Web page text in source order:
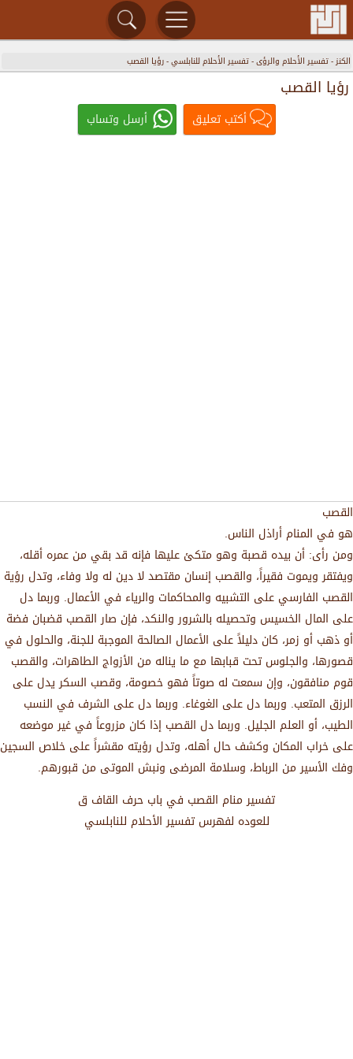
الكنز-تفسير الأحلام والرؤى-تفسير الأحلام للنابلسي-رؤيا القصب
رؤيا القصب
أكتب تعليق أرسل وتساب
القصب
هو في المنام أراذل الناس.
ومن رأى: أن بيده قصبة وهو متكئ عليها فإنه قد بقي من عمره أقله،
ويفتقر ويموت فقيراً، والقصب إنسان مقتصد لا دين له ولا وفاء، وتدل رؤية
القصب الفارسي على التشبيه والمحاكمات والرياء في الأعمال. وربما دل
على المال الخسيس وتحصيله بالشرور والنكد، فإن صار القصب قضبان فضة
أو ذهب أو زمر، كان دليلاً على الأعمال الصالحة الموجبة للجنة، والحلول في
قصورها، والجلوس تحت قبابها مع ما يناله من الأزواج الطاهرات، والقصب
قوم منافقون، وإن سمعت له صوتاً فهو خصومة، وقصب السكر يدل على
الرزق المتعب. وربما دل على الغوغاء. وربما دل على الشرف في النسب
الطيب، أو العلم الجليل. وربما دل القصب إذا كان مزروعاً في غير موضعه
على خراب المكان وكشف حال أهله، وتدل رؤيته مقشراً على خلاص السجين
وفك الأسير من الرباط، وسلامة المرضى ونبش الموتى من قبورهم.
تفسير منام القصب في باب حرف القاف ق
للعوده لفهرس تفسير الأحلام للنابلسي